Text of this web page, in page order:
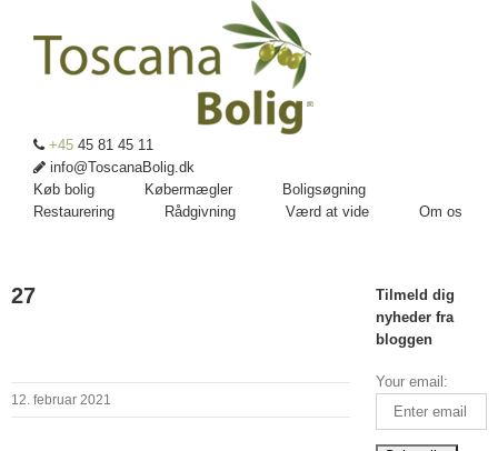
+45 45 81 45 11
info@ToscanaBolig.dk
Køb bolig
Købermægler
Boligsøgning
Restaurering
Rådgivning Værd at vide Om os
27
12. februar 2021
Tilmeld dig
nyheder fra
bloggen
Your email: